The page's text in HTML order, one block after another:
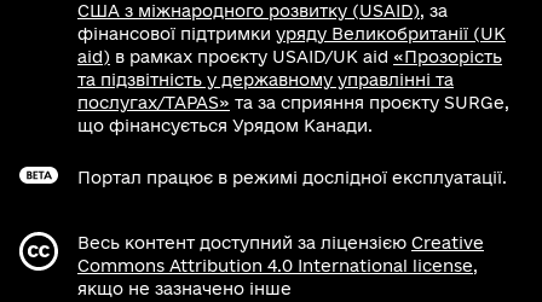
США з міжнародного розвитку (USAID), за
фінансової підтримки уряду Великобританії (UK
aid) в рамках проєкту USAID/UK aid «Прозорість
та підзвітність у державному управлінні та
послугах/TAPAS» та за сприяння проєкту SURGe,
що фінансується Урядом Канади.
Портал працює в режимі дослідної експлуатації.
Весь контент доступний за ліцензією Creative
Commons Attribution 4.0 International license,
якщо не зазначено інше